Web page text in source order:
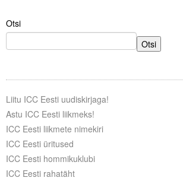
ICC WBO
ICC komisjonid
Digiraamatukogu
Juhendid ja väljaanded
Otsi
Otsi
Liitu ICC Eesti uudiskirjaga!
Astu ICC Eesti liikmeks!
ICC Eesti liikmete nimekiri
ICC Eesti üritused
ICC Eesti hommikuklubi
ICC Eesti rahatäht